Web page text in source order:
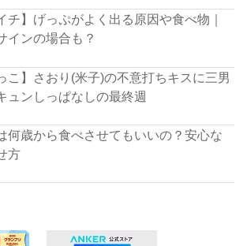
チ】げっぷがよく出る原因や食べ物｜
インの場合も？
こ】さおり(米子)の不意打ちキスに三男
ュンしっぱなしの最終週
何歳から食べさせてもいいの？安心な
方